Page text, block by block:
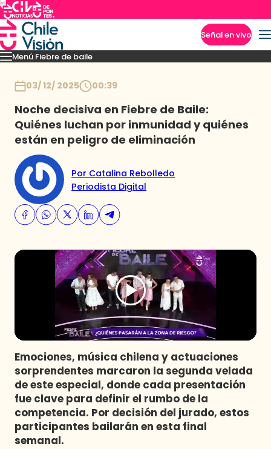
Señal en vivo
Menú Fiebre de baile
Mejores MomentosPresentacionesEl VAR-After del baile
03/ 12/ 2025 00:39
Noche decisiva en Fiebre de Baile:
Quiénes luchan por inmunidad y quiénes
están en peligro de eliminación
Por Catalina Rebolledo
Periodista Digital
Emociones, música chilena y actuaciones
sorprendentes marcaron la segunda velada
de este especial, donde cada presentación
fue clave para definir el rumbo de la
competencia. Por decisión del jurado, estos
participantes bailarán en esta final
semanal.
Imperdibles
Programas
Club De La Comedia
Contigo en Directo
Plan Perfecto
El Tiempo
Sabingo
Todos Los Programas